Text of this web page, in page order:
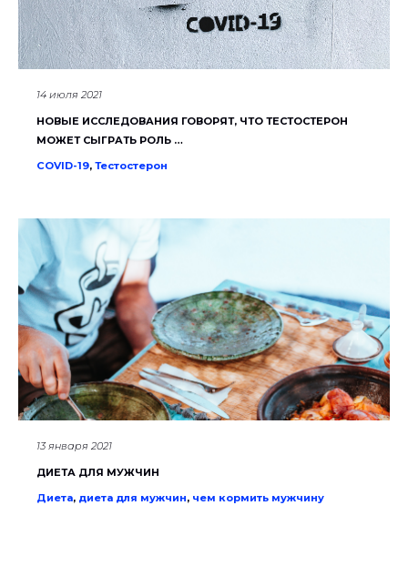
14 июля 2021
НОВЫЕ ИССЛЕДОВАНИЯ ГОВОРЯТ, ЧТО ТЕСТОСТЕРОН
МОЖЕТ СЫГРАТЬ РОЛЬ …
COVID-19, Тестостерон
13 января 2021
ДИЕТА ДЛЯ МУЖЧИН
Диета, диета для мужчин, чем кормить мужчину